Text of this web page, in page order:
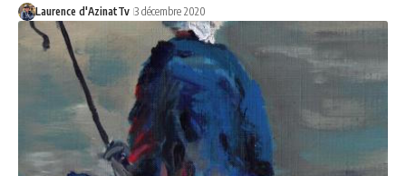
Laurence d'AzinatTv 3 décembre 2020